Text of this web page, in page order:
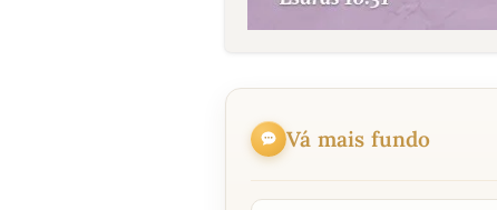
Vá mais fundo